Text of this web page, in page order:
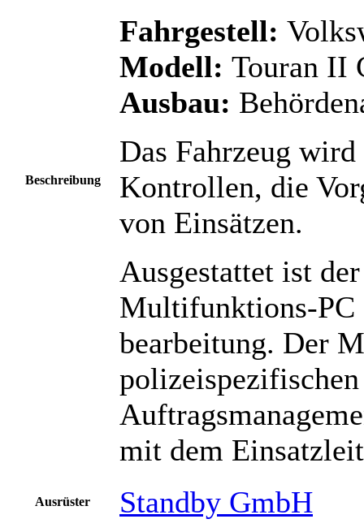
Beschreibung
Fahrgestell:
Modell: Touran II
Ausbau:
Das Fahrzeug
Kontrollen, die
von Einsätzen.
Ausgestattet ist
Multifunktions-PC
bearbeitung. Der
mit dem
Ausrüster Standby GmbH